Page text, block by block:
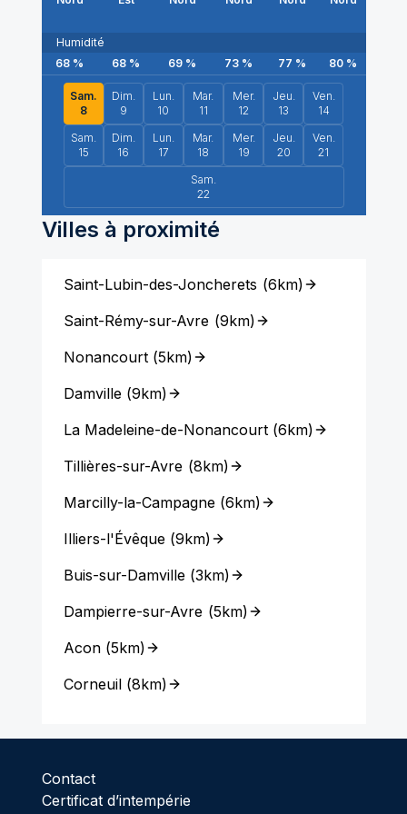
Humidité
68 % 68 % 69 % 73 % 77 % 80 %
Sam.
8
Dim.
9
Lun.
10
Mar.
11
Mer.
12
Jeu.
13
Ven.
14
Sam.
15
Dim.
16
Lun.
17
Mar.
18
Mer.
19
Jeu.
20
Ven.
21
Sam.
22
Villes à proximité
Saint-Lubin-des-Joncherets (6km)
Saint-Rémy-sur-Avre (9km)
Nonancourt(5km)
Damville(9km)
La Madeleine-de-Nonancourt(6km)
Tillières-sur-Avre (8km)
Marcilly-la-Campagne(6km)
Illiers-l'Évêque(9km)
Buis-sur-Damville(3km)
Dampierre-sur-Avre (5km)
Acon(5km)
Corneuil(8km)
Contact
Certificat d’intempérie